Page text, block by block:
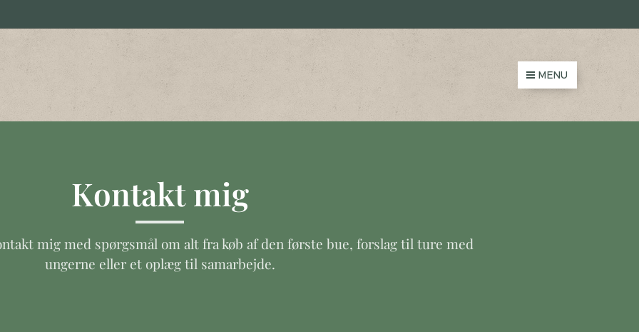
MENU
Kontakt mig
mig med spørgsmål om alt fra køb af den første bue, forslag til ture med
ungerne eller et oplæg til samarbejde.